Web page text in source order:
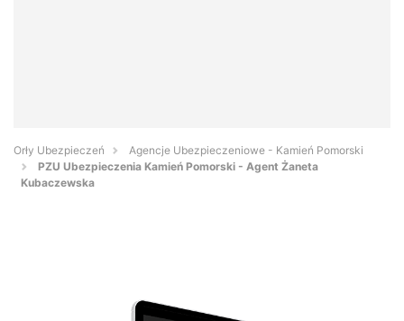
Orły Ubezpieczeń
Agencje Ubezpieczeniowe - Kamień Pomorski
PZU Ubezpieczenia Kamień Pomorski - Agent Żaneta
Kubaczewska